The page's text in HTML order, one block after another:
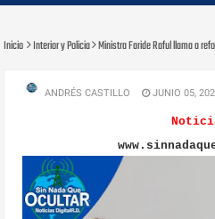
Inicio Interior y Policia Ministra Faride Raful llama a
ANDRÉS CASTILLO JUNIO 05,